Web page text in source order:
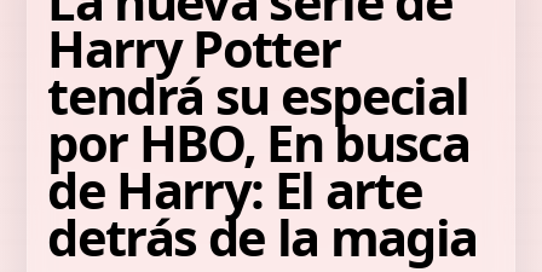
Harry Potter
tendrá su especial
por HBO, En busca
de Harry: El arte
detrás de la magia